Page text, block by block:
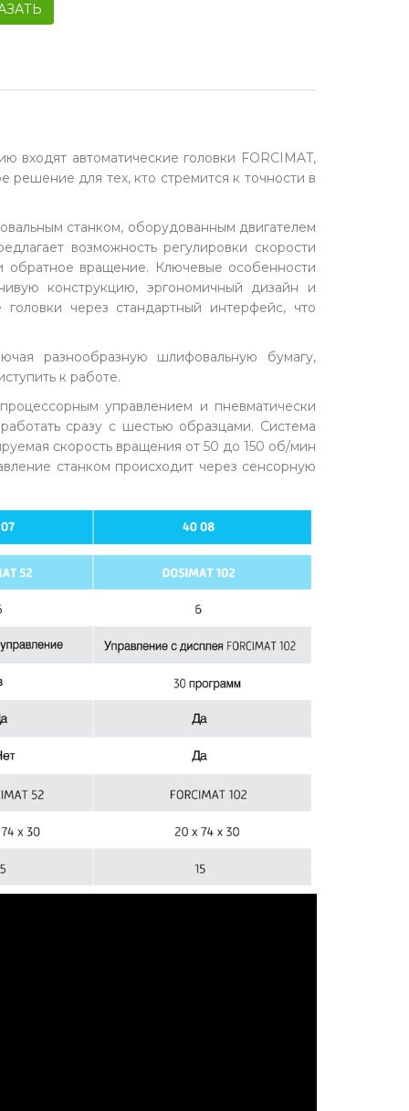
входят автоматические головки FORCIMAT,
для тех, кто стремится к точности в
станком, оборудованным двигателем
возможность регулировки скорости
вращение. Ключевые особенности
конструкцию, эргономичный дизайн и
через стандартный интерфейс, что
разнообразную шлифовальную бумагу,
к работе.
управлением и пневматически
сразу с шестью образцами. Система
скорость вращения от 50 до 150 об/мин
станком происходит через сенсорную